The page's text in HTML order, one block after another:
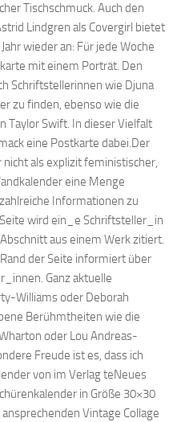
Tischschmuck. Auch den
Lindgren als Covergirl bietet
wieder an: Für jede Woche
mit einem Porträt. Den
Schriftstellerinnen wie Djuna
zu finden, ebenso wie die
Taylor Swift. In dieser Vielfalt
eine Postkarte dabei.Der
als explizit feministischer,
eine Menge
Informationen zu
wird ein_e Schriftsteller_in
aus einem Werk zitiert.
der Seite informiert über
Ganz aktuelle
Williams oder Deborah
Berühmtheiten wie die
oder Lou Andreas-
Freude ist es, dass ich
von im Verlag teNeues
in Größe 30×30
Vintage Collage